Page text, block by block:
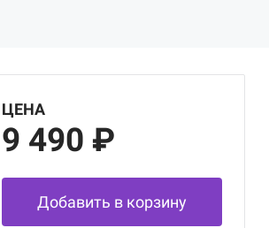
ЦЕНА
9 490 ₽
Добавить в корзину